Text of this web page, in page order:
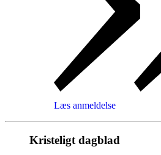
Læs anmeldelse
Kristeligt dagblad